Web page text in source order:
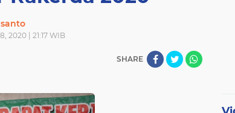
2020 | 21:17 WIB
SHARE